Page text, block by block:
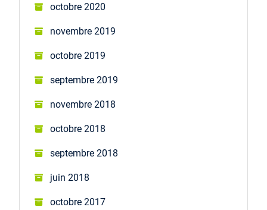
octobre 2020
novembre 2019
octobre 2019
septembre 2019
novembre 2018
octobre 2018
septembre 2018
juin 2018
octobre 2017